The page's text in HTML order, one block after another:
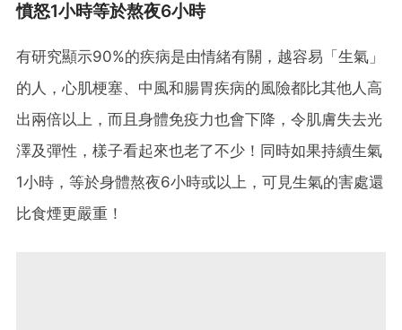
憤怒1小時等於熬夜6小時
有研究顯示90%的疾病是由情緒有關，越容易「生氣」
的人，心肌梗塞、中風和腸胃疾病的風險都比其他人高
出兩倍以上，而且身體免疫力也會下降，令肌膚失去光
澤及彈性，樣子看起來也老了不少！同時如果持續生氣
1小時，等於身體熬夜6小時或以上，可見生氣的害處還
比食煙更嚴重！